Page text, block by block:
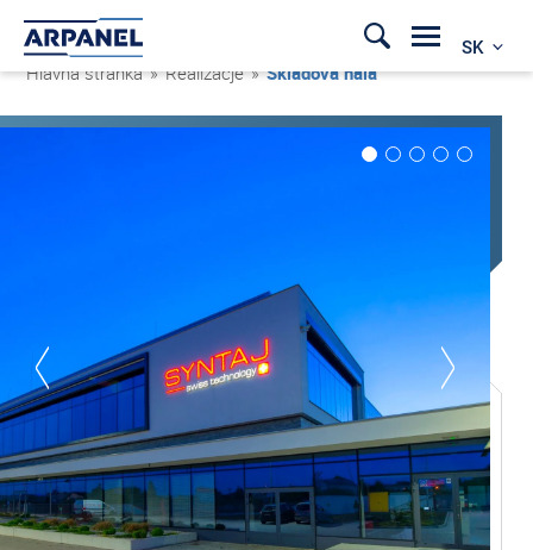
SK
Hlavná stránka » Realizacje »Skladová hala